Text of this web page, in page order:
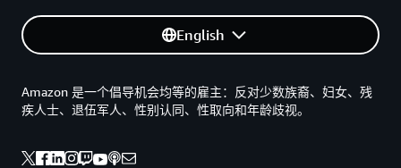
English
Amazon 是一个倡导机会均等的雇主：反对少数族裔、妇女、残
疾人士、退伍军人、性别认同、性取向和年龄歧视。